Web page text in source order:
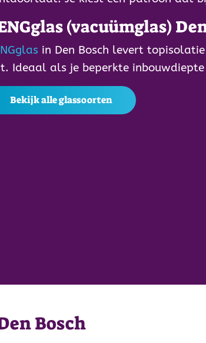
(vacuümglas)
in Den Bosch levert
Ideaal als je beperkte inbouwdiepte
Bekijk alle glassoorten
Bosch